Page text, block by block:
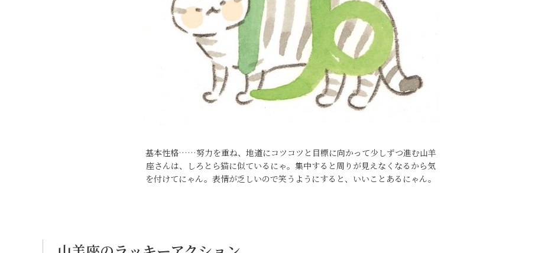
基本性格……努力を重ね、地道にコツコツと目標に向かって少しずつ進む山羊
座さんは、しろとら猫に似ているにゃ。集中すると周りが見えなくなるから気
を付けてにゃん。表情が乏しいので笑うようにすると、いいことあるにゃん。